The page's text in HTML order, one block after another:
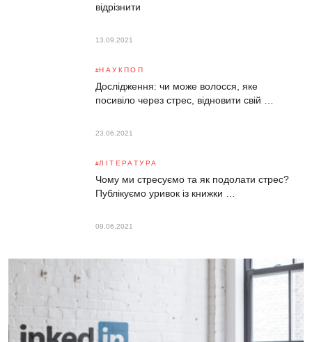
відрізнити
13.09.2021
НАУКПОП
Дослідження: чи може волосся, яке
посивіло через стрес, відновити свій …
23.06.2021
ЛІТЕРАТУРА
Чому ми стресуємо та як подолати стрес?
Публікуємо уривок із книжки …
09.06.2021